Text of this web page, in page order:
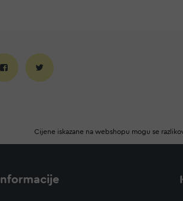
Cijene iskazane na webshopu mogu se
Informacije